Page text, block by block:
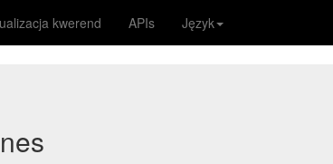
kwerend APIs Język